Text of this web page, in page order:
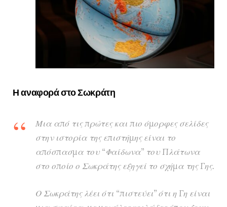
Η αναφορά στο Σωκράτη
Μια από τις πρώτες και πιο όμορφες σελίδες
στην ιστορία της επιστήμης είναι το
απόσπασμα του “Φαίδωνα” του Πλάτωνα
στο οποίο ο Σωκράτης εξηγεί το σχήμα της Γης.
Ο Σωκράτης λέει ότι “πιστεύει” ότι η Γη είναι